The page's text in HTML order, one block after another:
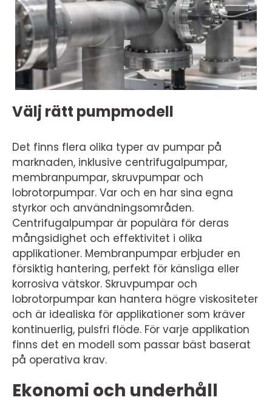
Välj rätt pumpmodell
Det finns flera olika typer av pumpar på
marknaden, inklusive centrifugalpumpar,
membranpumpar, skruvpumpar och
lobrotorpumpar. Var och en har sina egna
styrkor och användningsområden.
Centrifugalpumpar är populära för deras
mångsidighet och effektivitet i olika
applikationer. Membranpumpar erbjuder en
försiktig hantering, perfekt för känsliga eller
korrosiva vätskor. Skruvpumpar och
lobrotorpumpar kan hantera högre viskositeter
och är idealiska för applikationer som kräver
kontinuerlig, pulsfri flöde. För varje applikation
finns det en modell som passar bäst baserat
på operativa krav.
Ekonomi och underhåll